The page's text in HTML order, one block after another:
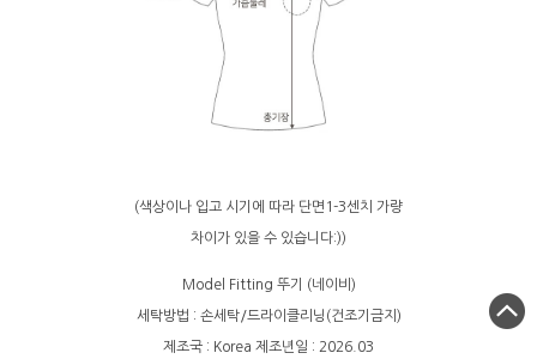
(색상이나 입고 시기에 따라 단면1-3센치 가량
차이가 있을 수 있습니다:))
Model Fitting 뚜기 (네이비)
세탁방법 : 손세탁/드라이클리닝(건조기금지)
제조국 : Korea 제조년일 : 2026.03